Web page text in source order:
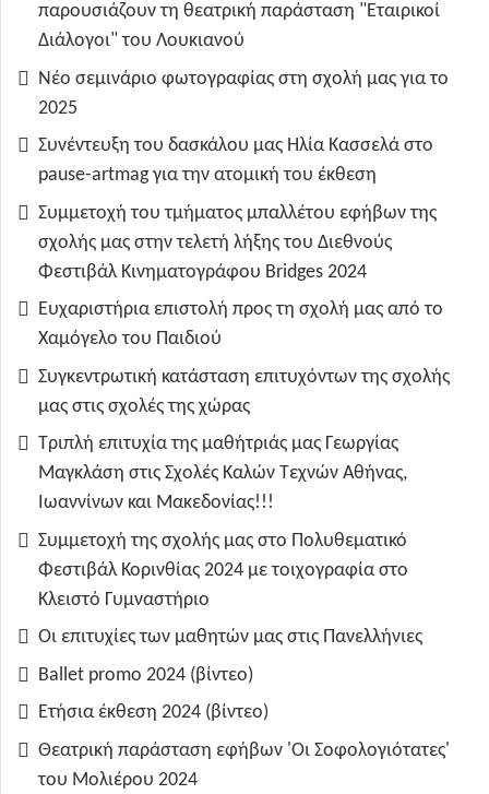
παρουσιάζουν τη θεατρική παράσταση "Εταιρικοί
Διάλογοι" του Λουκιανού
Νέο σεμινάριο φωτογραφίας στη σχολή μας για το
2025
Συνέντευξη του δασκάλου μας Ηλία Κασσελά στο
pause-artmag για την ατομική του έκθεση
Συμμετοχή του τμήματος μπαλλέτου εφήβων της
σχολής μας στην τελετή λήξης του Διεθνούς
Φεστιβάλ Κινηματογράφου Bridges 2024
Ευχαριστήρια επιστολή προς τη σχολή μας από το
Χαμόγελο του Παιδιού
Συγκεντρωτική κατάσταση επιτυχόντων της σχολής
μας στις σχολές της χώρας
Τριπλή επιτυχία της μαθήτριάς μας Γεωργίας
Μαγκλάση στις Σχολές Καλών Τεχνών Αθήνας,
Ιωαννίνων και Μακεδονίας!!!
Συμμετοχή της σχολής μας στο Πολυθεματικό
Φεστιβάλ Κορινθίας 2024 με τοιχογραφία στο
Κλειστό Γυμναστήριο
Οι επιτυχίες των μαθητών μας στις Πανελλήνιες
Ballet promo 2024 (βίντεο)
Ετήσια έκθεση 2024 (βίντεο)
Θεατρική παράσταση εφήβων 'Οι Σοφολογιότατες'
του Μολιέρου 2024